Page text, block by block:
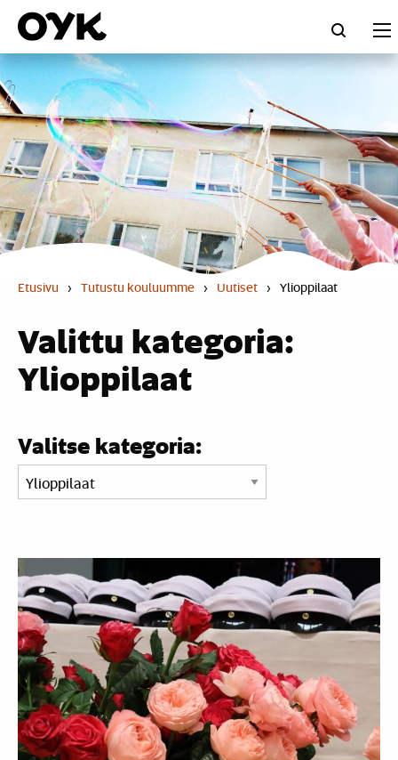
Skip
content
Etusivu › Tutustu kouluumme › Uutiset › Ylioppilaat
Valittu kategoria:
Ylioppilaat
Valitse kategoria: